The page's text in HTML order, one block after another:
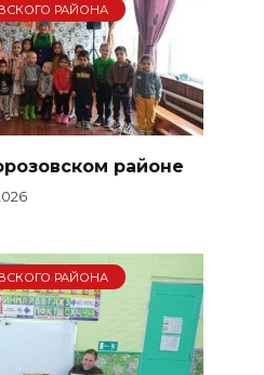
РАЙОНА
районе
РАЙОНА